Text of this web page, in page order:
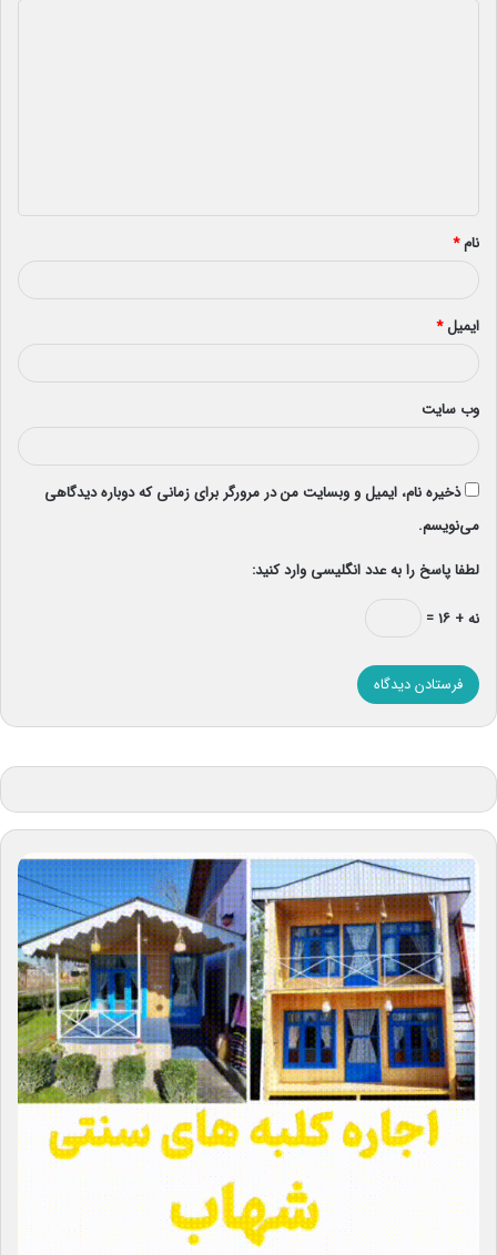
*
نام*
ایمیل*
وب‌ سایت
ذخیره نام، ایمیل و وبسایت من در مرورگر برای زمانی که دوباره دیدگاهی
می‌نویسم.
لطفا پاسخ را به عدد انگلیسی وارد کنید:
نه + ۱۶ =